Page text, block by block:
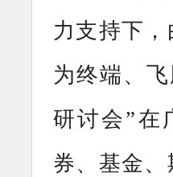
力支持下
为终端、
研讨会”在
券、基金